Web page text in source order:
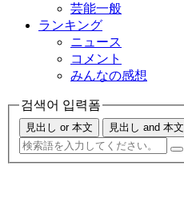
芸能一般
ランキング
ニュース
コメント
みんなの感想
검색어 입력폼
見出し or 本文 見出し and 本文